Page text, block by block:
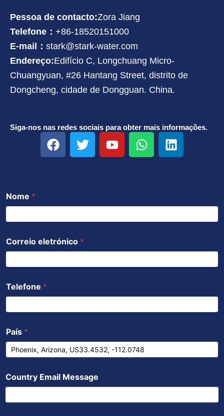
Pessoa de contacto:Zora Jiang
Telefone： +86-18520151000
E-mail： stark@stark-water.com
Endereço:Edifício C, Longchuang Micro-
Chuangyuan, #26 Hantang Street, distrito de
Dongcheng, cidade de Dongguan. China.
Siga-nos nas redes sociais para obter mais informações.
F
a
k
T
w
Y
o
W
h
p
L
i
n
Nome *
Correio eletrónico *
Telefone *
País *
Country Email Message